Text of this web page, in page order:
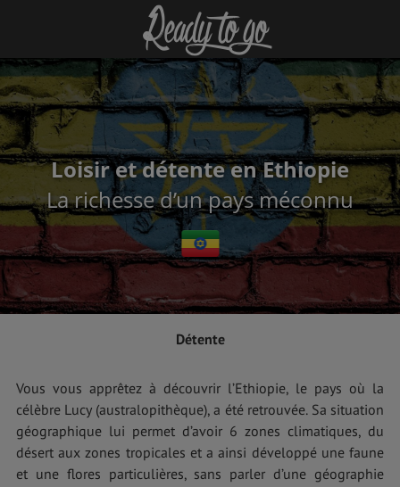
Loisir et détente en Ethiopie
La richesse d’un pays méconnu
Détente
Vous vous apprêtez à découvrir l’Ethiopie, le pays où la
célèbre Lucy (australopithèque), a été retrouvée. Sa situation
géographique lui permet d’avoir 6 zones climatiques, du
désert aux zones tropicales et a ainsi développé une faune
et une flores particulières, sans parler d’une géographie